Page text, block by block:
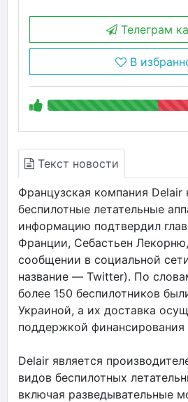
Телеграм
В
Текст новости
Французская компания Delair
беспилотные летательные
информацию подтвердил
Франции, Себастьен
сообщении в социальной
название — Twitter). По
более 150 беспилотников
Украиной, а их доставка
поддержкой
Delair является
видов беспилотных
включая разведывательные